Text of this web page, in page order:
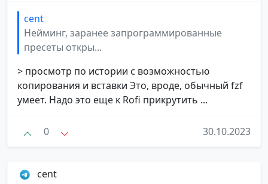
cent
Нейминг, заранее запрограммированные
пресеты откры...
> просмотр по истории с возможностью
копирования и вставки Это, вроде, обычный fzf
умеет. Надо это еще к Rofi прикрутить ...
0 30.10.2023
cent